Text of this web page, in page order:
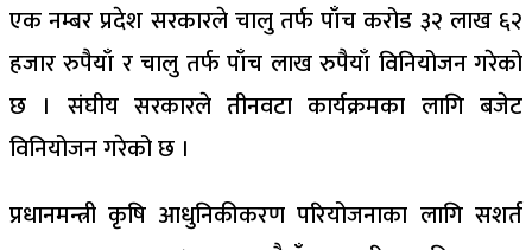
एक नम्बर प्रदेश सरकारले चालु तर्फ पाँच करोड ३२ लाख ६२
हजार रुपैयाँ र चालु तर्फ पाँच लाख रुपैयाँ विनियोजन गरेको
छ । संघीय सरकारले तीनवटा कार्यक्रमका लागि बजेट
विनियोजन गरेको छ ।
प्रधानमन्त्री कृषि आधुनिकीकरण परियोजनाका लागि सशर्त